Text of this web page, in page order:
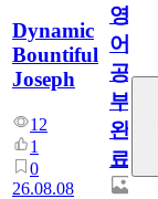
Dynamic
Bountiful
Joseph
12
1
0
26.08.08
영
어
공
부
완
료